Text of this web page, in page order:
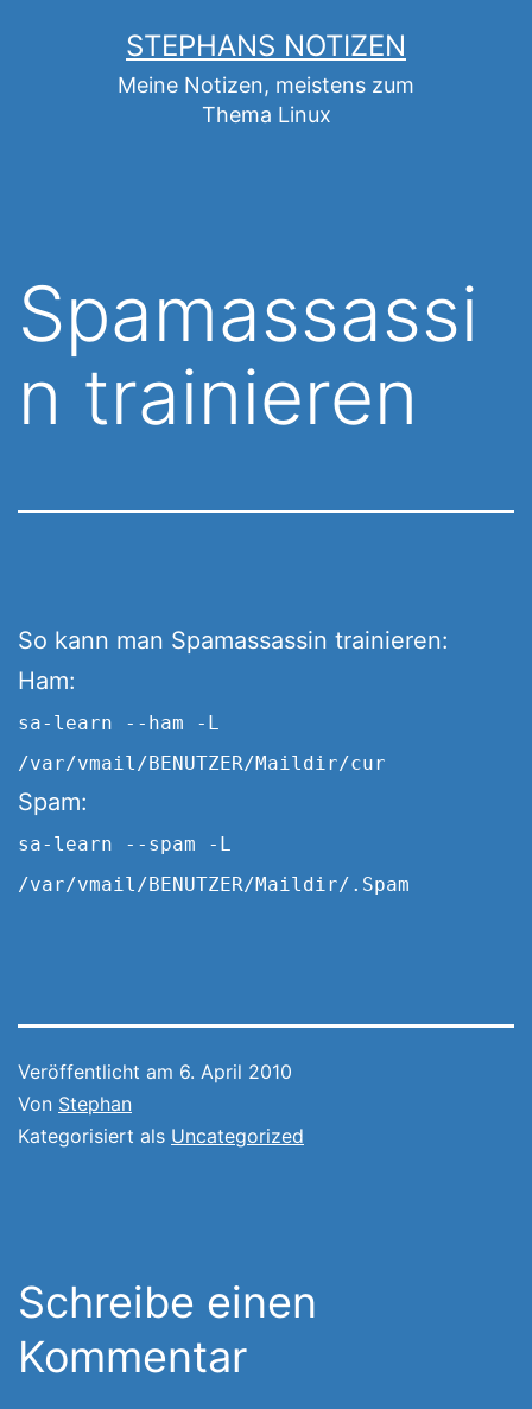
STEPHANS NOTIZEN
Meine Notizen, meistens zum
Thema Linux
Spamassassi
n trainieren
So kann man Spamassassin trainieren:
Ham:
sa-learn --ham -L
/var/vmail/BENUTZER/Maildir/cur
Spam:
sa-learn --spam -L
/var/vmail/BENUTZER/Maildir/.Spam
Veröffentlicht am 6. April 2010
Von Stephan
Kategorisiert als Uncategorized
Schreibe einen
Kommentar